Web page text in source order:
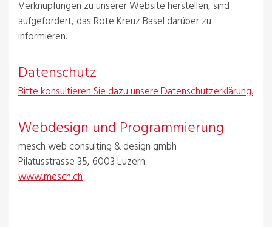
Verknüpfungen zu unserer Website herstellen, sind
aufgefordert, das Rote Kreuz Basel darüber zu
informieren.
Datenschutz
Bitte konsultieren Sie dazu unsere Datenschutzerklärung.
Webdesign und Programmierung
mesch web consulting & design gmbh
Pilatusstrasse 35, 6003 Luzern
www.mesch.ch